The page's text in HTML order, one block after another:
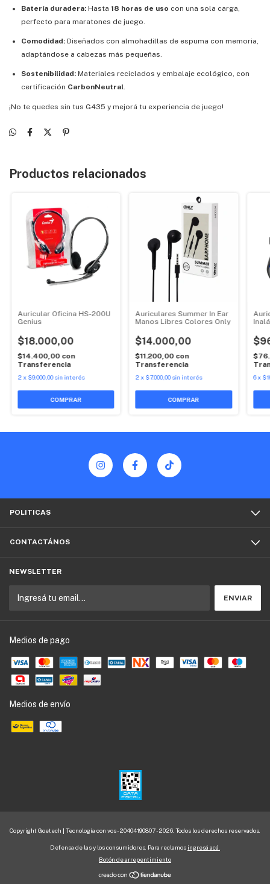
Batería duradera: Hasta 18 horas de uso con una sola carga,
perfecto para maratones de juego.
Comodidad: Diseñados con almohadillas de espuma con memoria,
adaptándose a cabezas más pequeñas.
Sostenibilidad: Materiales reciclados y embalaje ecológico, con
certificación CarbonNeutral.
¡No te quedes sin tus G435 y mejorá tu experiencia de juego!
Productos relacionados
Auricular Oficina HS-200U
Genius
$18.000,00
$14.400,00 con
Transferencia
2x $9.000,00 sin interés
Auriculares Summer In Ear
Manos Libres Colores Only
$14.000,00
$11.200,00 con
Transferencia
2 x $7.000,00 sin interés
COMPRAR
6x
POLITICAS
CONTACTÁNOS
NEWSLETTER
Medios de pago
Medios de envío
Copyright Goetech | Tecnología con vos - 20404190807 - 2026. Todos los derechos reservados.
Defensa de las y los consumidores. Para reclamos ingresá acá.
Botón de arrepentimiento